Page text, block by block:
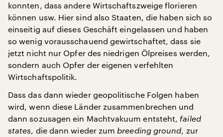
konnten, dass andere Wirtschaftszweige florieren
können usw. Hier sind also Staaten, die haben sich so
einseitig auf dieses Geschäft eingelassen und haben
so wenig vorausschauend gewirtschaftet, dass sie
jetzt nicht nur Opfer des niedrigen Ölpreises werden,
sondern auch Opfer der eigenen verfehlten
Wirtschaftspolitik.
Dass das dann wieder geopolitische Folgen haben
wird, wenn diese Länder zusammenbrechen und
dann sozusagen ein Machtvakuum entsteht, failed
states, die dann wieder zum breeding ground, zur